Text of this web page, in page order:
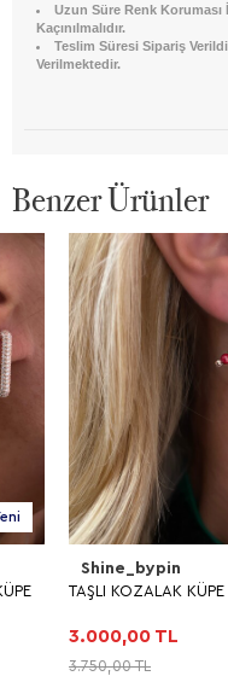
Uzun Süre Renk
Kaçınılmalıdır.
Teslim Süresi Sipariş
Verilmektedir.
Benzer Ürünler
Yeni
Shine_bypin
TAŞLI KOZALAK KÜPE
3.000,00 TL
3.750,00 TL